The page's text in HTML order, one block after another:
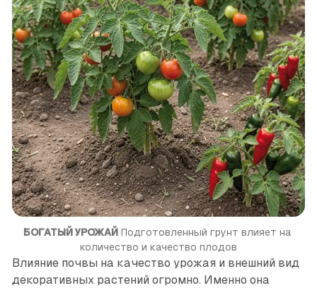
БОГАТЫЙ УРОЖАЙ Подготовленный грунт влияет на
количество и качество плодов
Влияние почвы на качество урожая и внешний вид
декоративных растений огромно. Именно она